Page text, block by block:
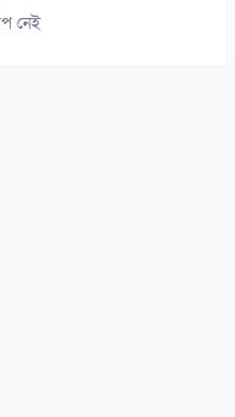
৩০
নেই